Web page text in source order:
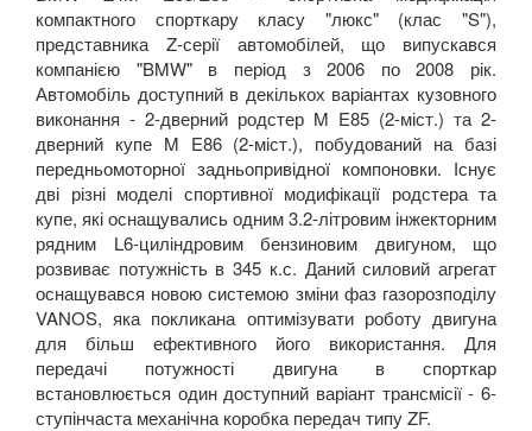
X7 G07
XM (G09)
Z3 E36
Z3M E36
Z4 E85/E86
Z4M E85/E86
Z4 E89
Z4 G29
Z8 E52
компактного спорткару класу "люкс" (клас "S"),
представника Z-серії автомобілей, що випускався
компанією "BMW" в період з 2006 по 2008 рік.
Автомобіль доступний в декількох варіантах кузовного
виконання - 2-дверний родстер M E85 (2-міст.) та 2-
дверний купе M E86 (2-міст.), побудований на базі
передньомоторної задньопривідної компоновки. Існує
дві різні моделі спортивної модифікації родстера та
купе, які оснащувались одним 3.2-літровим інжекторним
рядним L6-циліндровим бензиновим двигуном, що
розвиває потужність в 345 к.с. Даний силовий агрегат
оснащувався новою системою зміни фаз газорозподілу
VANOS, яка покликана оптимізувати роботу двигуна
для більш ефективного його використання. Для
передачі потужності двигуна в спорткар
встановлюється один доступний варіант трансмісії - 6-
ступінчаста механічна коробка передач типу ZF.